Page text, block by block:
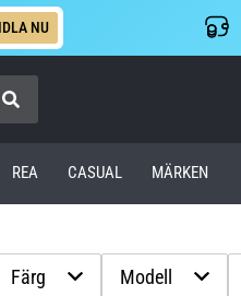
NU
REA CASUAL MÄRKEN
Färg Modell